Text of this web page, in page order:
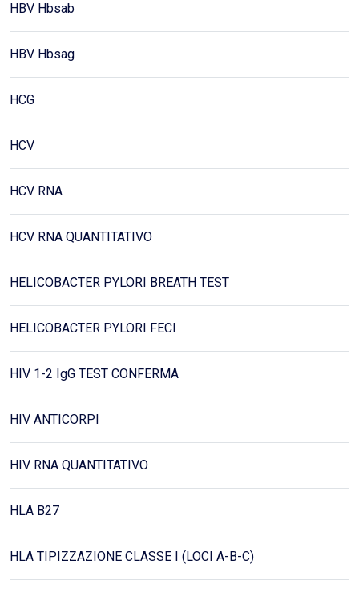
HBV Hbsab
HBV Hbsag
HCG
HCV
HCV RNA
HCV RNA QUANTITATIVO
HELICOBACTER PYLORI BREATH TEST
HELICOBACTER PYLORI FECI
HIV 1-2 IgG TEST CONFERMA
HIV ANTICORPI
HIV RNA QUANTITATIVO
HLA B27
HLA TIPIZZAZIONE CLASSE I (LOCI A-B-C)